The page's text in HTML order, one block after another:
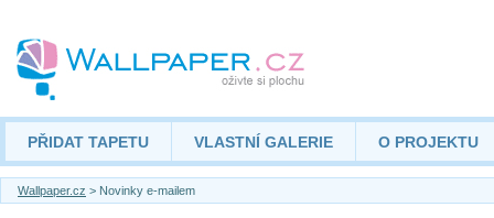
PŘIDAT TAPETU VLASTNÍ GALERIE O PROJEKTU
Wallpaper.cz > Novinky e-mailem